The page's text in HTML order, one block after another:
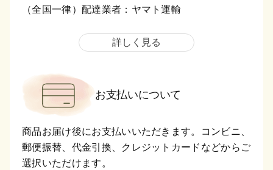
（全国一律）配達業者：ヤマト運輸
詳しく見る
お支払いについて
商品お届け後にお支払いいただきます。コンビニ、
郵便振替、代金引換、クレジットカードなどからご
選択いただけます。